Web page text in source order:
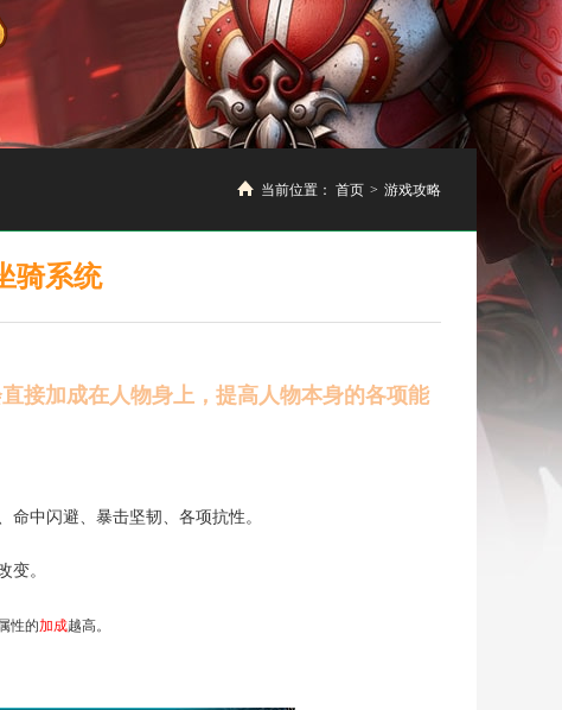
当前位置： 首页 > 游戏攻略
骑系统
接加成在人物身上，提高人物本身的各项能
中闪避、暴击坚韧、各项抗性。
变。
性的加成越高。